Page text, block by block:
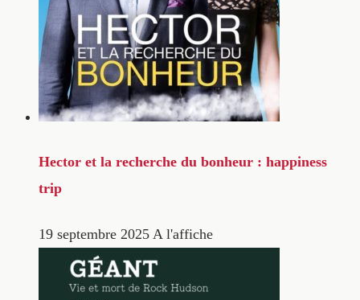
Hector et la recherche du bonheur : happiness
trip
19 septembre 2025 A l'affiche